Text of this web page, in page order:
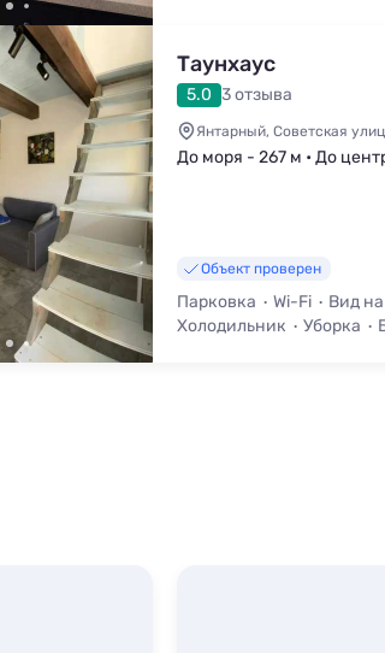
Таунхаус
5.0 3 отзыва
Янтарный, Советская
До моря - 267 м • До
Объект проверен
Парковка Wi-Fi Вид
Холодильник
Уборка